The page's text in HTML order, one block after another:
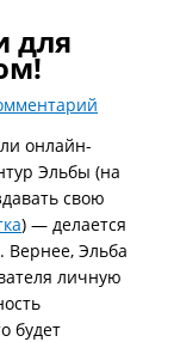
для
онлайн-
Эльбы (на
свою
) — делается
Вернее, Эльба
личную
будет